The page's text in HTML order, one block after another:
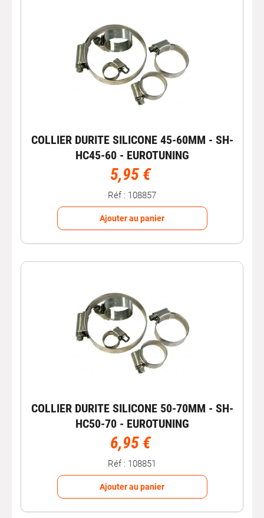
COLLIER DURITE SILICONE 45-60MM - SH-
HC45-60 - EUROTUNING
5,95 €
Réf : 108857
Ajouter au panier
COLLIER DURITE SILICONE 50-70MM - SH-
HC50-70 - EUROTUNING
6,95 €
Réf : 108851
Ajouter au panier